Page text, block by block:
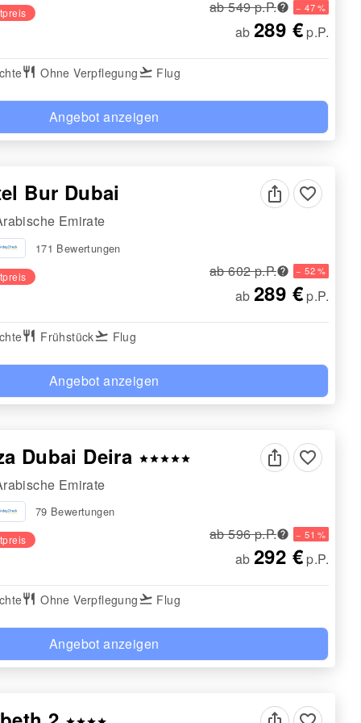
ab 549 p.P. − 47 %
ab 289 € p.P.
restaurant Ohne Verpflegungflight_takeoff Flug
Angebot anzeigen
Bur Dubai favorite_border
Emirate
171 Bewertungen
ab 602 p.P. − 52 %
ab 289 € p.P.
restaurant Frühstückflight_takeoff Flug
Angebot anzeigen
Dubai Deira starstarstarstarstar favorite_border
Emirate
79 Bewertungen
ab 596 p.P. − 51 %
ab 292 € p.P.
restaurant Ohne Verpflegungflight_takeoff Flug
Angebot anzeigen